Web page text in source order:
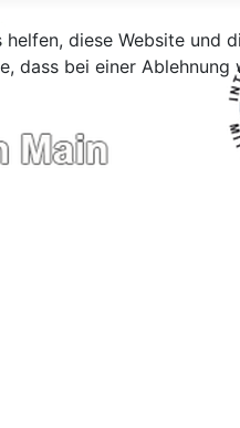
diese Website und
dass bei einer